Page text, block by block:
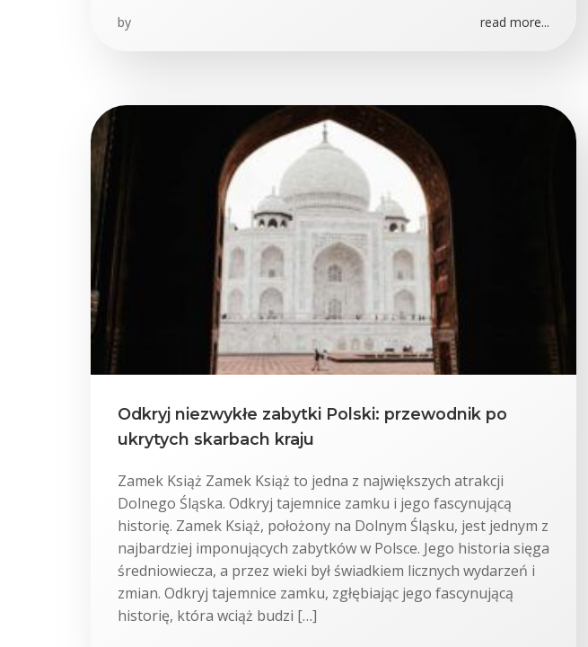
by read more...
Odkryj niezwykłe zabytki Polski: przewodnik po
ukrytych skarbach kraju
Zamek Książ Zamek Książ to jedna z największych atrakcji
Dolnego Śląska. Odkryj tajemnice zamku i jego fascynującą
historię. Zamek Książ, położony na Dolnym Śląsku, jest jednym z
najbardziej imponujących zabytków w Polsce. Jego historia sięga
średniowiecza, a przez wieki był świadkiem licznych wydarzeń i
zmian. Odkryj tajemnice zamku, zgłębiając jego fascynującą
historię, która wciąż budzi […]